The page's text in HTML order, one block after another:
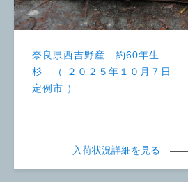
奈良県西吉野産 約60年生
杉 （ ２０２５年１０月７日
定例市 ）
入荷状況詳細を見る